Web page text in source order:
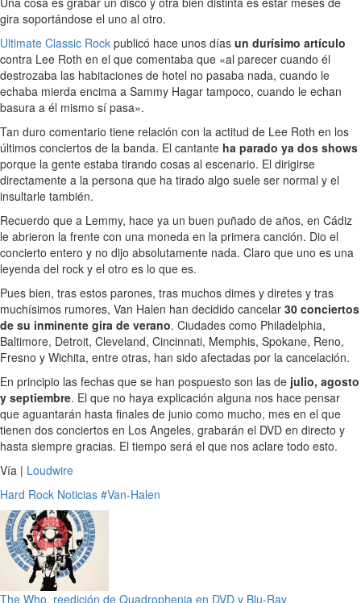
gira soportándose el uno al otro.
Ultimate Classic Rock publicó hace unos días un durísimo artículo
contra Lee Roth en el que comentaba que «al parecer cuando él
destrozaba las habitaciones de hotel no pasaba nada, cuando le
echaba mierda encima a Sammy Hagar tampoco, cuando le echan
basura a él mismo sí pasa».
Tan duro comentario tiene relación con la actitud de Lee Roth en los
últimos conciertos de la banda. El cantante ha parado ya dos shows
porque la gente estaba tirando cosas al escenario. El dirigirse
directamente a la persona que ha tirado algo suele ser normal y el
insultarle también.
Recuerdo que a Lemmy, hace ya un buen puñado de años, en Cádiz
le abrieron la frente con una moneda en la primera canción. Dio el
concierto entero y no dijo absolutamente nada. Claro que uno es una
leyenda del rock y el otro es lo que es.
Pues bien, tras estos parones, tras muchos dimes y diretes y tras
muchísimos rumores, Van Halen han decidido cancelar 30 conciertos
de su inminente gira de verano. Ciudades como Philadelphia,
Baltimore, Detroit, Cleveland, Cincinnati, Memphis, Spokane, Reno,
Fresno y Wichita, entre otras, han sido afectadas por la cancelación.
En principio las fechas que se han pospuesto son las de julio, agosto
y septiembre. El que no haya explicación alguna nos hace pensar
que aguantarán hasta finales de junio como mucho, mes en el que
tienen dos conciertos en Los Angeles, grabarán el DVD en directo y
hasta siempre gracias. El tiempo será el que nos aclare todo esto.
Vía | Loudwire
Hard Rock Noticias #Van-Halen
The Who, reedición de Quadrophenia en DVD y Blu-Ray